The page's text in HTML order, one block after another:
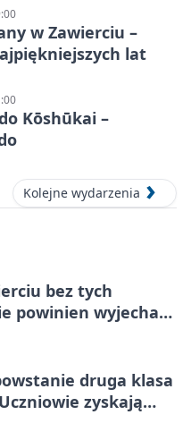
w Zawierciu –
lat
Kōshūkai –
Kolejne wydarzenia
bez tych
powinien wyjechać
druga klasa
zyskają